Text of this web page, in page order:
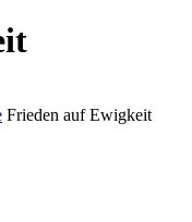
Frieden auf Ewigkeit